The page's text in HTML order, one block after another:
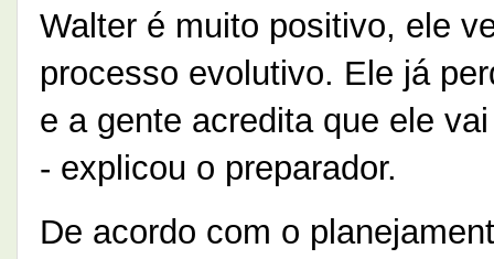
Walter é muito positivo, ele
processo evolutivo. Ele já
e a gente acredita que ele
- explicou o preparador.
De acordo com o